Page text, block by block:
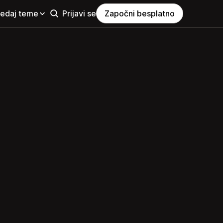
teme Prijavi se Započni besplatno